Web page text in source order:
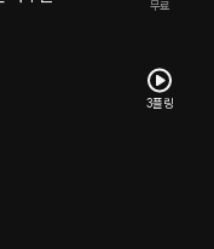
무료
3플링